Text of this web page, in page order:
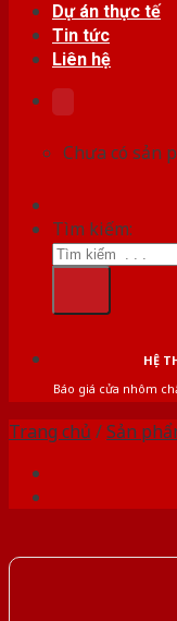
Dự án thực tế
Tin tức
Liên hệ
Chưa có sản
Tìm kiếm:
HỆ
Báo giá cửa nhôm
Trang chủ /Sản